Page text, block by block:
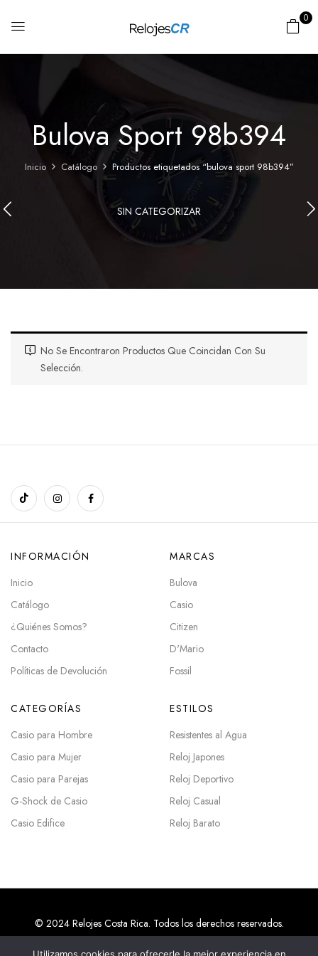
0
Bulova Sport 98b394
Inicio Catálogo Productos etiquetados “bulova sport 98b394”
SIN CATEGORIZAR
No Se Encontraron Productos Que Coincidan Con Su
Selección.
INFORMACIÓN
Inicio
Catálogo
¿Quiénes Somos?
Contacto
Políticas de Devolución
MARCAS
Bulova
Casio
Citizen
D'Mario
Fossil
CATEGORÍAS
Casio para Hombre
Casio para Mujer
Casio para Parejas
G-Shock de Casio
Casio Edifice
ESTILOS
Resistentes al Agua
Reloj Japones
Reloj Deportivo
Reloj Casual
Reloj Barato
© 2024 Relojes Costa Rica. Todos los derechos reservados.